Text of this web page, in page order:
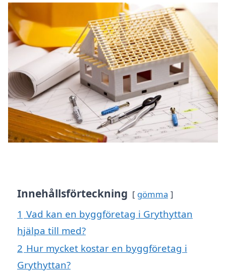
Innehållsförteckning gömma
1 Vad kan en byggföretag i Grythyttan
hjälpa till med?
2 Hur mycket kostar en byggföretag i
Grythyttan?